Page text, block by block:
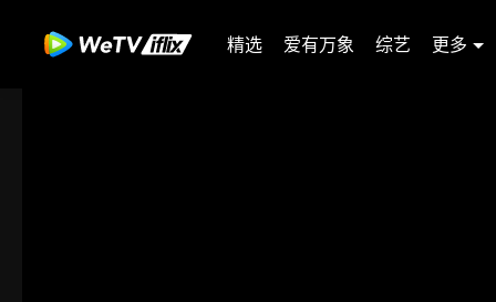
精选 爱有万象 综艺 更多